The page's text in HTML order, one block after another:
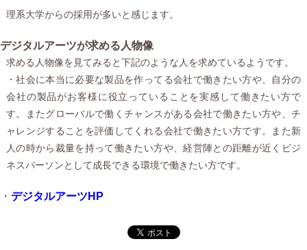
理系大学からの採用が多いと感じます。
デジタルアーツが求める人物像
求める人物像を見てみると下記のような人を求めているようです。
・社会に本当に必要な製品を作ってる会社で働きたい方や、自分の
会社の製品がお客様に役立っていることを実感して働きたい方で
す。またグローバルで働くチャンスがある会社で働きたい方や、チ
ャレンジすることを評価してくれる会社で働きたい方です。また新
人の時から裁量を持って働きたい方や、経営陣との距離が近くビジ
ネスパーソンとして成長できる環境で働きたい方です。
・ デジタルアーツHP